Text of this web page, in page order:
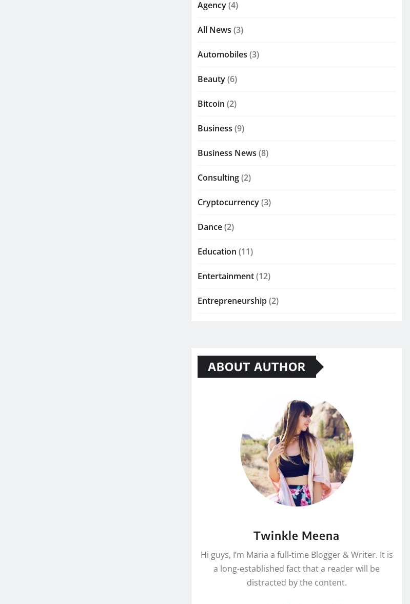
Agency(4)
All News (3)
Automobiles (3)
Beauty(6)
Bitcoin (2)
Business (9)
Business News (8)
Consulting(2)
Cryptocurrency(3)
Dance(2)
Education (11)
Entertainment(12)
Entrepreneurship(2)
ABOUT AUTHOR
Twinkle Meena
Hi guys, I’m Maria a full-time Blogger & Writer. It is
a long-established fact that a reader will be
distracted by the content.